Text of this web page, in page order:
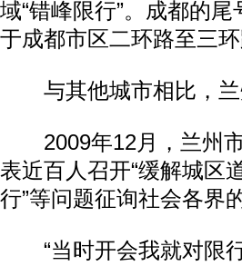
域“错峰限行”。成都的
于成都市区二环路至三环
与其他城市相比，兰
2009年12月，兰州市
表近百人召开“缓解城区
行”等问题征询社会各界
“当时开会我就对限行